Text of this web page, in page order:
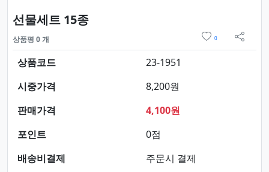
선물세트 15종요약정보 및 구매
상품평 0 개 0
sns 공
상품코드
23-1951
시중가격
8,200원
판매가격
4,100원
포인트
0점
배송비결제
주문시 결제